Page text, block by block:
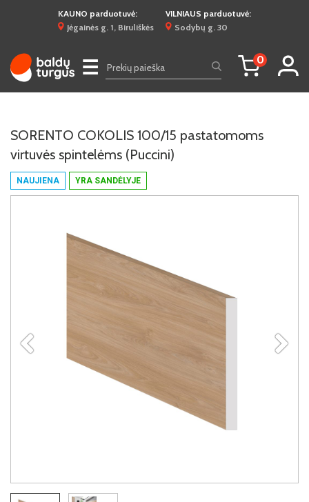
KAUNO parduotuvė:
Jėgainės g. 1, Biruliškės
VILNIAUS parduotuvė:
Sodybų g. 30
☰ 0
NAUJIENA YRA SANDĖLYJE
SORENTO COKOLIS 100/15 pastatomoms
virtuvės spintelėms (Puccini)